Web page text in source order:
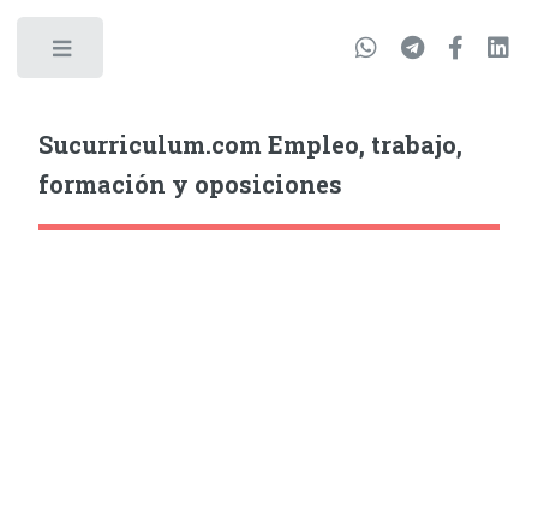
Sucurriculum.com Empleo, trabajo,
formación y oposiciones